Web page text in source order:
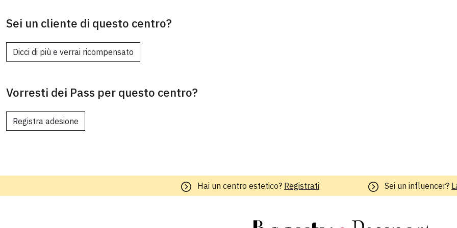
Sei un cliente di questo centro?
Dicci di più e verrai ricompensato
Vorresti dei Pass per questo centro?
Registra adesione
Hai un centro estetico? Registrati Sei un influencer?